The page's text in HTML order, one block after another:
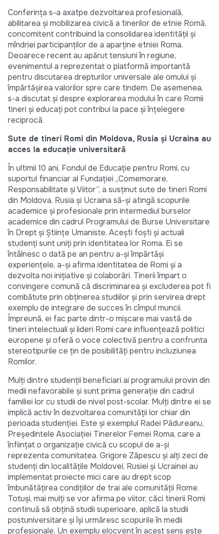
Conferința s-a axatpe dezvoltarea profesională,
abilitarea şi mobilizarea civică a tinerilor de etnie Romă,
concomitent contribuind la consolidarea identităţii şi
mîndriei participanţilor de a aparţine etniei Roma.
Deoarece recent au apărut tensiuni în regiune,
evenimentul a reprezentat o platformă importantă
pentru discutarea drepturilor universale ale omului şi
împărtăşirea valorilor spre care tindem. De asemenea,
s-a discutat și despre explorarea modului în care Romii
tineri şi educaţi pot contribui la pace şi înţelegere
reciprocă.
Sute de tineri Romi din Moldova, Rusia și Ucraina au
acces la educație universitară
În ultimii 10 ani, Fondul de Educaţie pentru Romi, cu
suportul financiar al Fundaţiei „Comemorare,
Responsabilitate şi Viitor”, a susţinut sute de tineri Romi
din Moldova, Rusia şi Ucraina să-şi atingă scopurile
academice şi profesionale prin intermediul burselor
academice din cadrul Programului de Burse Universitare
în Drept şi Ştiinţe Umaniste. Aceşti foşti şi actuali
studenţi sunt uniți prin identitatea lor Roma. Ei se
întâlnesc o dată pe an pentru a-şi împărtăşi
experienţele, a-şi afirma identitatea de Romi şi a
dezvolta noi iniţiative şi colaborări. Tinerii împart o
convingere comună că discriminarea şi excluderea pot fi
combătute prin obţinerea studiilor şi prin servirea drept
exemplu de integrare de succes în cîmpul muncii.
Împreună, ei fac parte dintr-o mişcare mai vastă de
tineri intelectuali şi lideri Romi care influenţează politici
europene şi oferă o voce colectivă pentru a confrunta
stereotipurile ce ţin de posibilităţi pentru incluziunea
Romilor.
Mulți dintre studenții beneficiari ai programului provin din
medii nefavorabile şi sunt prima generaţie din cadrul
familiei lor cu studii de nivel post-scolar. Mulţi dintre ei se
implică activ în dezvoltarea comunităţii lor chiar din
perioada studenţiei. Este și exemplul Radei Pădureanu,
Preşedintele Asociaţiei Tinerelor Femei Roma, care a
înfiinţat o organizaţie civică cu scopul de a-şi
reprezenta comunitatea. Grigore Zăpescu și alți zeci de
studenți din localităţile Moldovei, Rusiei şi Ucrainei au
implementat proiecte mici care au drept scop
îmbunătăţirea condiţiilor de trai ale comunităţii Rome.
Totuşi, mai mulţi se vor afirma pe viitor, căci tinerii Romi
continuă să obţină studii superioare, aplică la studii
postuniversitare şi îşi urmăresc scopurile în medii
profesionale. Un exemplu elocvent în acest sens este